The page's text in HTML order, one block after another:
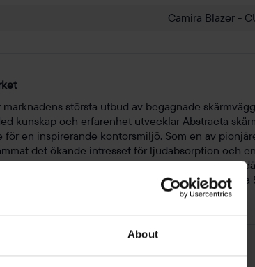
About
Camira Blazer -
marknadens största utbud av begagnade
kunskap och erfarenhet utvecklar Abstracta
för en inspirerande kontorsmiljö. Som en av
det ökande intresset för ljudabsorption och
ett svenskt företag med en egen fabrik i Småland
Företaget har varit verksamt sedan 1972 och